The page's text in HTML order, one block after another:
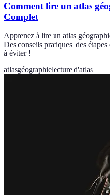
Comment lire un atlas
Complet
Apprenez à lire un atlas
Des conseils pratiques, des
à éviter !
atlasgéographielecture d'atlas